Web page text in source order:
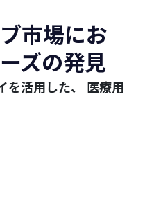
市場にお
ズの発見
を活用した、 医療用